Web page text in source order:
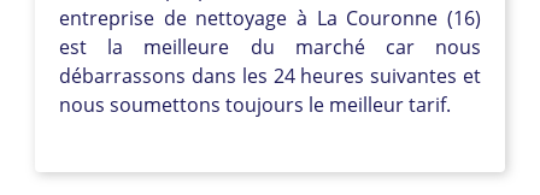
entreprise de nettoyage à La Couronne (16)
est la meilleure du marché car nous
débarrassons dans les 24 heures suivantes et
nous soumettons toujours le meilleur tarif.